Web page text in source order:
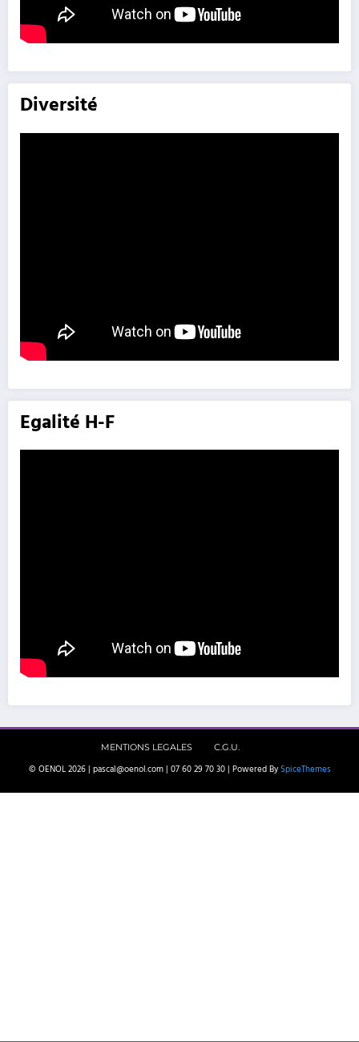
Diversité
Egalité H-F
MENTIONS LEGALES C.G.U.
© OENOL 2026 | pascal@oenol.com | 07 60 29 70 30 | Powered By SpiceThemes